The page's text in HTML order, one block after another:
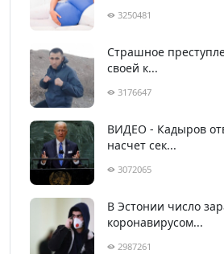
3250481
Страшное
своей к...
3176647
ВИДЕО - Кадыров
насчет сек...
3072065
В Эстонии число
коронавирусом...
2987261